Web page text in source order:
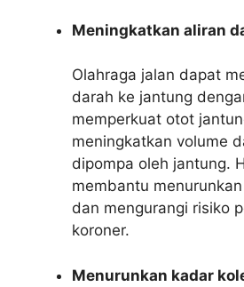
Meningkatkan aliran
Olahraga jalan dapat
darah ke jantung
memperkuat otot
meningkatkan volume
dipompa oleh jantung.
membantu
dan mengurangi risiko
koroner.
Menurunkan kadar